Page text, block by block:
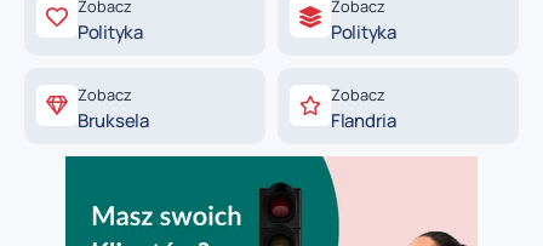
Zobacz
Polityka
Zobacz
Polityka
Zobacz
Bruksela
Zobacz
Flandria